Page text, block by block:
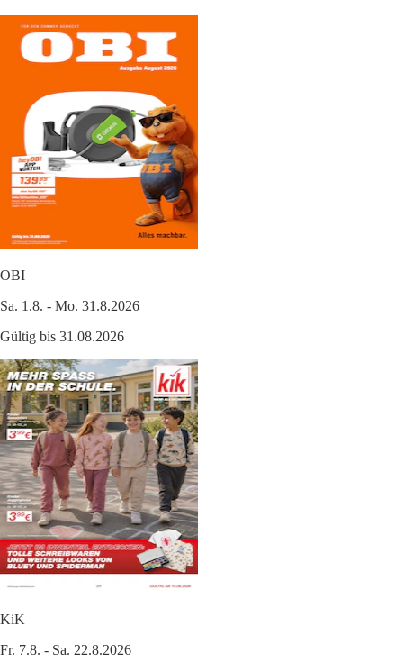
OBI
Sa. 1.8. - Mo. 31.8.2026
Gültig bis 31.08.2026
KiK
Fr. 7.8. - Sa. 22.8.2026